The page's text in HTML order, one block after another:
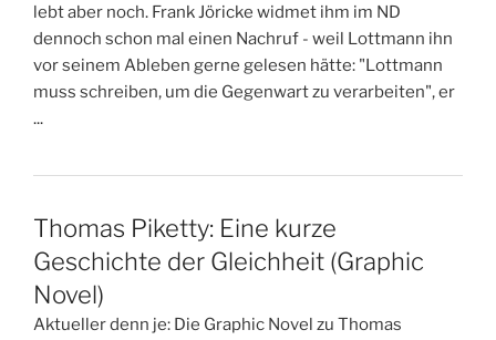
lebt aber noch. Frank Jöricke widmet ihm im ND
dennoch schon mal einen Nachruf - weil Lottmann ihn
vor seinem Ableben gerne gelesen hätte: "Lottmann
muss schreiben, um die Gegenwart zu verarbeiten", er
...
Thomas Piketty: Eine kurze
Geschichte der Gleichheit (Graphic
Novel)
Aktueller denn je: Die Graphic Novel zu Thomas